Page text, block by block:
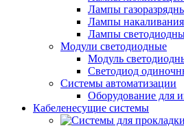
Лампы
Лампы накаливания
Лампы
Модули светодиодные
Модуль
Светодиод
Системы автоматизации
Оборудование для
Кабеленесущие системы